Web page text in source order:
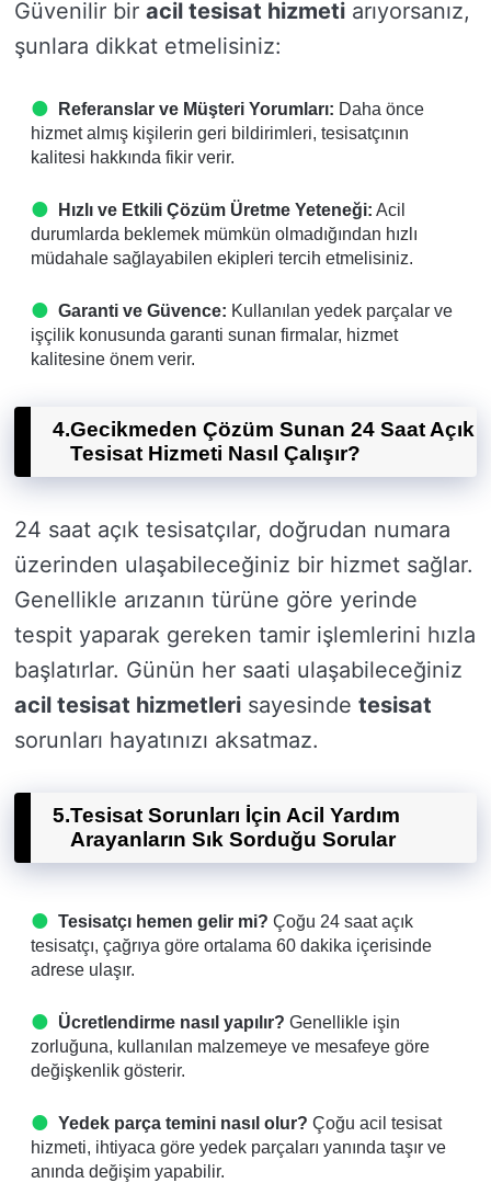
Güvenilir bir acil tesisat hizmeti arıyorsanız,
şunlara dikkat etmelisiniz:
Referanslar ve Müşteri Yorumları: Daha önce
hizmet almış kişilerin geri bildirimleri, tesisatçının
kalitesi hakkında fikir verir.
Hızlı ve Etkili Çözüm Üretme Yeteneği: Acil
durumlarda beklemek mümkün olmadığından hızlı
müdahale sağlayabilen ekipleri tercih etmelisiniz.
Garanti ve Güvence: Kullanılan yedek parçalar ve
işçilik konusunda garanti sunan firmalar, hizmet
kalitesine önem verir.
4.Gecikmeden Çözüm Sunan 24 Saat Açık
Tesisat Hizmeti Nasıl Çalışır?
24 saat açık tesisatçılar, doğrudan numara
üzerinden ulaşabileceğiniz bir hizmet sağlar.
Genellikle arızanın türüne göre yerinde
tespit yaparak gereken tamir işlemlerini hızla
başlatırlar. Günün her saati ulaşabileceğiniz
acil tesisat hizmetleri sayesinde tesisat
sorunları hayatınızı aksatmaz.
5.Tesisat Sorunları İçin Acil Yardım
Arayanların Sık Sorduğu Sorular
Tesisatçı hemen gelir mi? Çoğu 24 saat açık
tesisatçı, çağrıya göre ortalama 60 dakika içerisinde
adrese ulaşır.
Ücretlendirme nasıl yapılır? Genellikle işin
zorluğuna, kullanılan malzemeye ve mesafeye göre
değişkenlik gösterir.
Yedek parça temini nasıl olur? Çoğu acil tesisat
hizmeti, ihtiyaca göre yedek parçaları yanında taşır ve
anında değişim yapabilir.